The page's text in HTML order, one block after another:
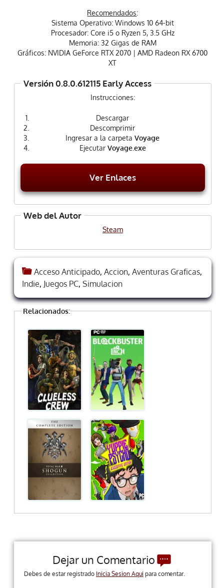
Recomendados:
Sistema Operativo: Windows 10 64-bit
Procesador: Core i5 o Ryzen 5, 3.5 GHz
Memoria: 32 Gigas de RAM
Gráficos: NVIDIA GeForce RTX 2070 | AMD Radeon RX 6700
XT
Versión 0.8.0.612115 Early Access
Instrucciones:
Descargar
Descomprimir
Ingresar a la carpetaVoyage
Ejecutar Voyage.exe
Ver Enlaces
Web del Autor
Steam
Acceso Anticipado, Accion, Aventuras Graficas,
Indie, Juegos PC, Simulacion
Relacionados:
Dejar un Comentario
Debes de estar registrado Inicia Sesion Aqui para comentar.